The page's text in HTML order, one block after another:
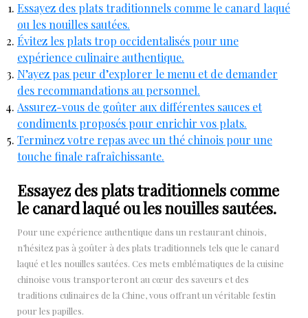
Essayez des plats traditionnels comme le canard laqué
ou les nouilles sautées.
Évitez les plats trop occidentalisés pour une
expérience culinaire authentique.
N’ayez pas peur d’explorer le menu et de demander
des recommandations au personnel.
Assurez-vous de goûter aux différentes sauces et
condiments proposés pour enrichir vos plats.
Terminez votre repas avec un thé chinois pour une
touche finale rafraîchissante.
Essayez des plats traditionnels comme
le canard laqué ou les nouilles sautées.
Pour une expérience authentique dans un restaurant chinois,
n’hésitez pas à goûter à des plats traditionnels tels que le canard
laqué et les nouilles sautées. Ces mets emblématiques de la cuisine
chinoise vous transporteront au cœur des saveurs et des
traditions culinaires de la Chine, vous offrant un véritable festin
pour les papilles.